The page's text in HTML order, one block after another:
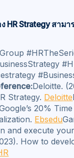
HR Strategy สาม
Deloitte.
Strategy. Deloitte
20%
Ebsedu
and execute
How to